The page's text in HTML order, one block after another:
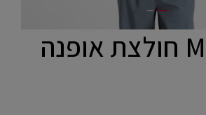
MT53928 חולצת אופנה